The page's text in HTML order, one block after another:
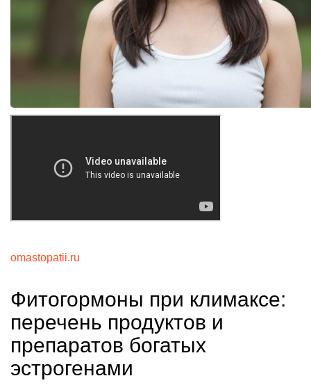
omastopatii.ru
Фитогормоны при климаксе:
перечень продуктов и
препаратов богатых
эстрогенами